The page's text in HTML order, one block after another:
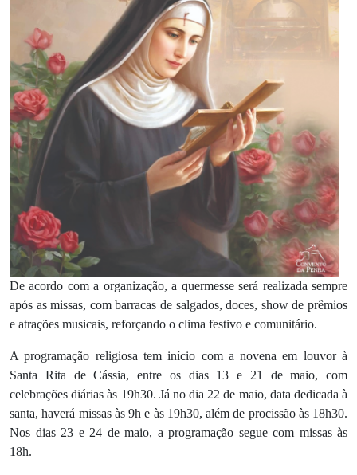
De acordo com a organização, a quermesse será realizada sempre
após as missas, com barracas de salgados, doces, show de prêmios
e atrações musicais, reforçando o clima festivo e comunitário.
A programação religiosa tem início com a novena em louvor à
Santa Rita de Cássia, entre os dias 13 e 21 de maio, com
celebrações diárias às 19h30. Já no dia 22 de maio, data dedicada à
santa, haverá missas às 9h e às 19h30, além de procissão às 18h30.
Nos dias 23 e 24 de maio, a programação segue com missas às
18h.